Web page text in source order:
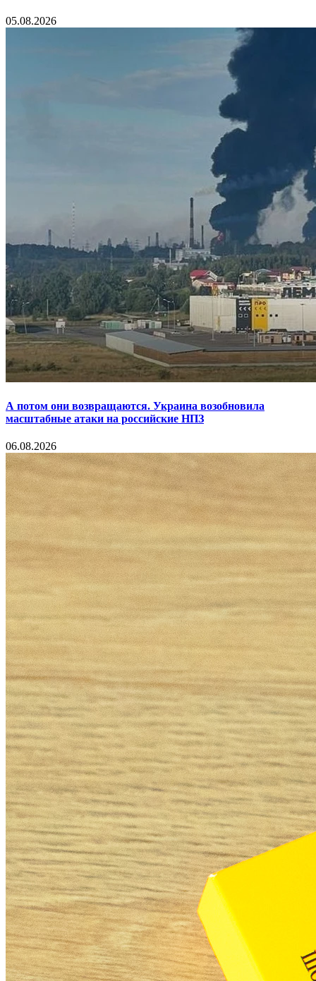
05.08.2026
А потом они возвращаются. Украина возобновила
масштабные атаки на российские НПЗ
06.08.2026